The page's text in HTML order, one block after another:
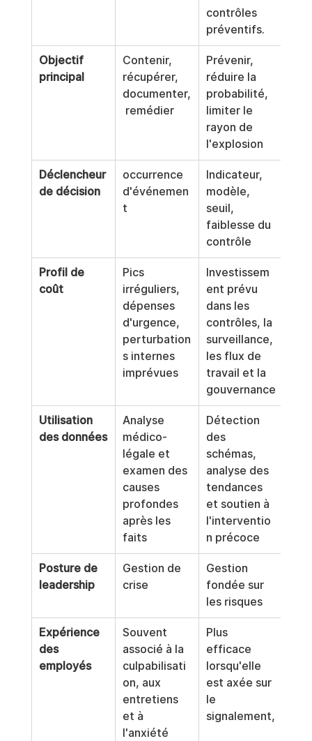
contrôles
préventifs.
Objectif
principal
Contenir,
récupérer,
documenter,
remédier
Prévenir,
réduire la
probabilité,
limiter le
rayon de
l'explosion
Déclencheur
de décision
occurrence
d'événemen
t
Indicateur,
modèle,
seuil,
faiblesse du
contrôle
Profil de
coût
Pics
irréguliers,
dépenses
d'urgence,
perturbation
s internes
imprévues
Investissem
ent prévu
dans les
contrôles, la
surveillance,
les flux de
travail et la
gouvernance
Utilisation
des données
Analyse
médico-
légale et
examen des
causes
profondes
après les
faits
Détection
des
schémas,
analyse des
tendances
et soutien à
l'interventio
n précoce
Posture de
leadership
Gestion de
crise
Gestion
fondée sur
les risques
Expérience
des
employés
Souvent
associé à la
culpabilisati
on, aux
entretiens
et à
l'anxiété
Plus
efficace
lorsqu'elle
est axée sur
le
signalement,